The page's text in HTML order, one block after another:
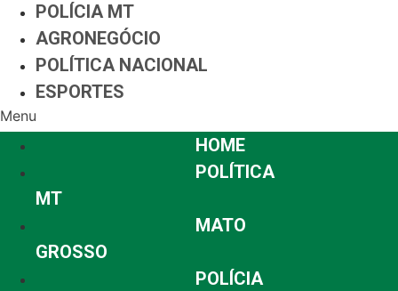
POLÍCIA MT
AGRONEGÓCIO
POLÍTICA NACIONAL
ESPORTES
Menu
HOME
POLÍTICA
MT
MATO
GROSSO
POLÍCIA